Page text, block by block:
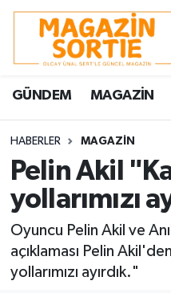
GÜNDEM MAGAZİN
HABERLER MAGAZİN
Pelin Akil
yollarımızı
Oyuncu Pelin Akil ve
açıklaması Pelin
yollarımızı ayırdık."
Nöbetçi Eczaneler
Hava Durumu
Trafik Durumu
Süper Lig Puan
Tüm Manşetler
Son Dakika Haberleri